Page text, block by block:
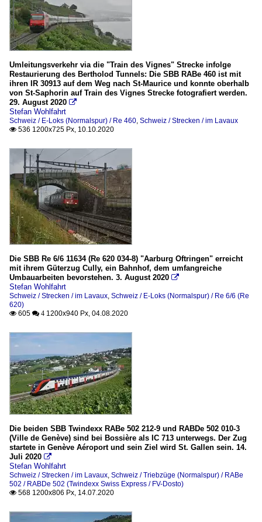
Umleitungsverkehr via die "Train des Vignes" Strecke infolge
Restaurierung des Bertholod Tunnels: Die SBB RABe 460 ist mit
ihren IR 30913 auf dem Weg nach St-Maurice und konnte oberhalb
von St-Saphorin auf Train des Vignes Strecke fotografiert werden.
29. August 2020 
Stefan Wohlfahrt
Schweiz / E-Loks (Normalspur) / Re 460 Schweiz / Strecken / im Lavaux
 536 1200x725 Px, 10.10.2020
Die SBB Re 6/6 11634 (Re 620 034-8) "Aarburg Oftringen" erreicht
mit ihrem Güterzug Cully, ein Bahnhof, dem umfangreiche
Umbauarbeiten bevorstehen. 3. August 2020 
Stefan Wohlfahrt
Schweiz / Strecken / im Lavaux Schweiz / E-Loks (Normalspur) / Re 6/6 (Re
620)
 605  4 1200x940 Px, 04.08.2020
Die beiden SBB Twindexx RABe 502 212-9 und RABDe 502 010-3
(Ville de Genève) sind bei Bossière als IC 713 unterwegs. Der Zug
startete in Genève Aéroport und sein Ziel wird St. Gallen sein. 14.
Juli 2020 
Stefan Wohlfahrt
Schweiz / Strecken / im Lavaux Schweiz / Triebzüge (Normalspur) / RABe
502 / RABDe 502 (Twindexx Swiss Express / FV-Dosto)
 568 1200x806 Px, 14.07.2020